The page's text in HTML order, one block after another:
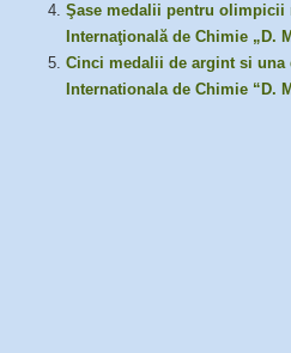
Şase medalii pentru olimpicii
Internaţională de Chimie „D.
Cinci medalii de argint si una
Internationala de Chimie “D.